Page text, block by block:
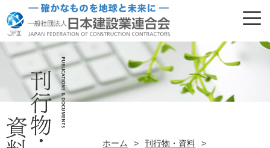
ホーム > 刊行物・資料
>